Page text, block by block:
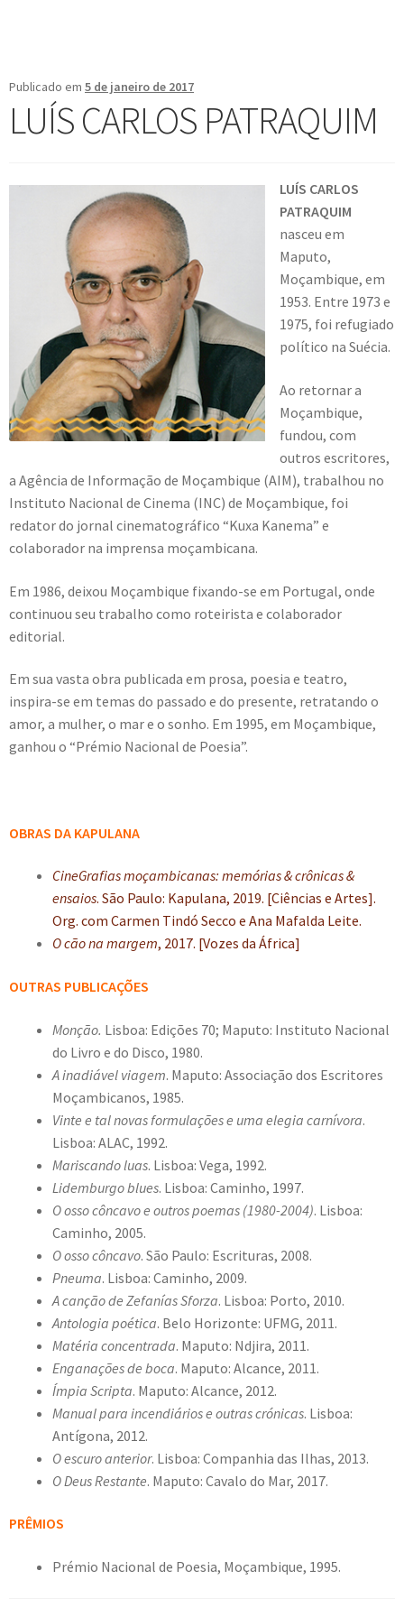
Publicado em 5 de janeiro de 2017
LUÍS CARLOS PATRAQUIM
LUÍS CARLOS
PATRAQUIM
nasceu em
Maputo,
Moçambique, em
1953. Entre 1973 e
1975, foi refugiado
político na Suécia.
Ao retornar a
Moçambique,
fundou, com
outros escritores,
a Agência de Informação de Moçambique (AIM), trabalhou no
Instituto Nacional de Cinema (INC) de Moçambique, foi
redator do jornal cinematográfico “Kuxa Kanema” e
colaborador na imprensa moçambicana.
Em 1986, deixou Moçambique fixando-se em Portugal, onde
continuou seu trabalho como roteirista e colaborador
editorial.
Em sua vasta obra publicada em prosa, poesia e teatro,
inspira-se em temas do passado e do presente, retratando o
amor, a mulher, o mar e o sonho. Em 1995, em Moçambique,
ganhou o “Prémio Nacional de Poesia”.
OBRAS DA KAPULANA
CineGrafias moçambicanas: memórias & crônicas &
ensaios. São Paulo: Kapulana, 2019. [Ciências e Artes].
Org. com Carmen Tindó Secco e Ana Mafalda Leite.
O cão na margem, 2017. [Vozes da África]
OUTRAS PUBLICAÇÕES
Monção. Lisboa: Edições 70; Maputo: Instituto Nacional
do Livro e do Disco, 1980.
A inadiável viagem. Maputo: Associação dos Escritores
Moçambicanos, 1985.
Vinte e tal novas formulações e uma elegia carnívora.
Lisboa: ALAC, 1992.
Mariscando luas. Lisboa: Vega, 1992.
Lidemburgo blues. Lisboa: Caminho, 1997.
O osso côncavo e outros poemas (1980-2004). Lisboa:
Caminho, 2005.
O osso côncavo. São Paulo: Escrituras, 2008.
Pneuma. Lisboa: Caminho, 2009.
A canção de Zefanías Sforza. Lisboa: Porto, 2010.
Antologia poética. Belo Horizonte: UFMG, 2011.
Matéria concentrada. Maputo: Ndjira, 2011.
Enganações de boca. Maputo: Alcance, 2011.
Ímpia Scripta. Maputo: Alcance, 2012.
Manual para incendiários e outras crónicas. Lisboa:
Antígona, 2012.
O escuro anterior. Lisboa: Companhia das Ilhas, 2013.
O Deus Restante. Maputo: Cavalo do Mar, 2017.
PRÊMIOS
Prémio Nacional de Poesia, Moçambique, 1995.